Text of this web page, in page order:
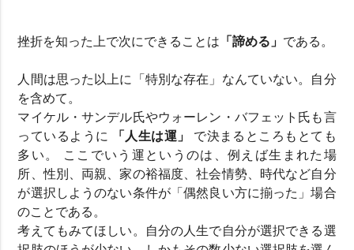
挫折を知った上で次にできることは 「諦める」 である。
人間は思った以上に「特別な存在」なんていない。自分
を含めて。
マイケル・サンデル氏やウォーレン・バフェット氏も言
っているように
「人生は運」
で決まるところもとても
多い。 ここでいう運というのは、例えば生まれた場
所、性別、両親、家の裕福度、社会情勢、時代など自分
が選択しようのない条件が「偶然良い方に揃った」場合
のことである。
考えてもみてほしい。自分の人生で自分が選択できる選